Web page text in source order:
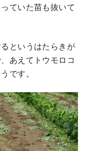
ていた苗も抜いて
というはたらきが
あえてトウモロコ
です。